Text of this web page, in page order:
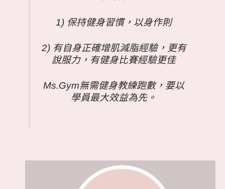
1) 保持健身習慣，以身作則
2) 有自身正確增肌減脂經驗，更有
說服力，有健身比賽經驗更佳
Ms.Gym無需健身教練跑數，要以
學員最大效益為先。